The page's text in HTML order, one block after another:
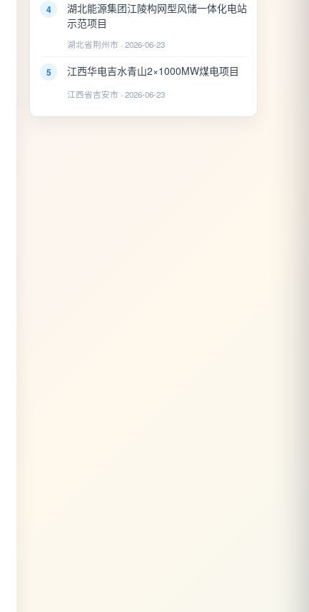
4
湖北能源集团江陵构网型风储一体化电站
示范项目
湖北省荆州市 · 2026-06-23
5 江西华电吉水青山2×1000MW煤电项目
江西省吉安市 · 2026-06-23